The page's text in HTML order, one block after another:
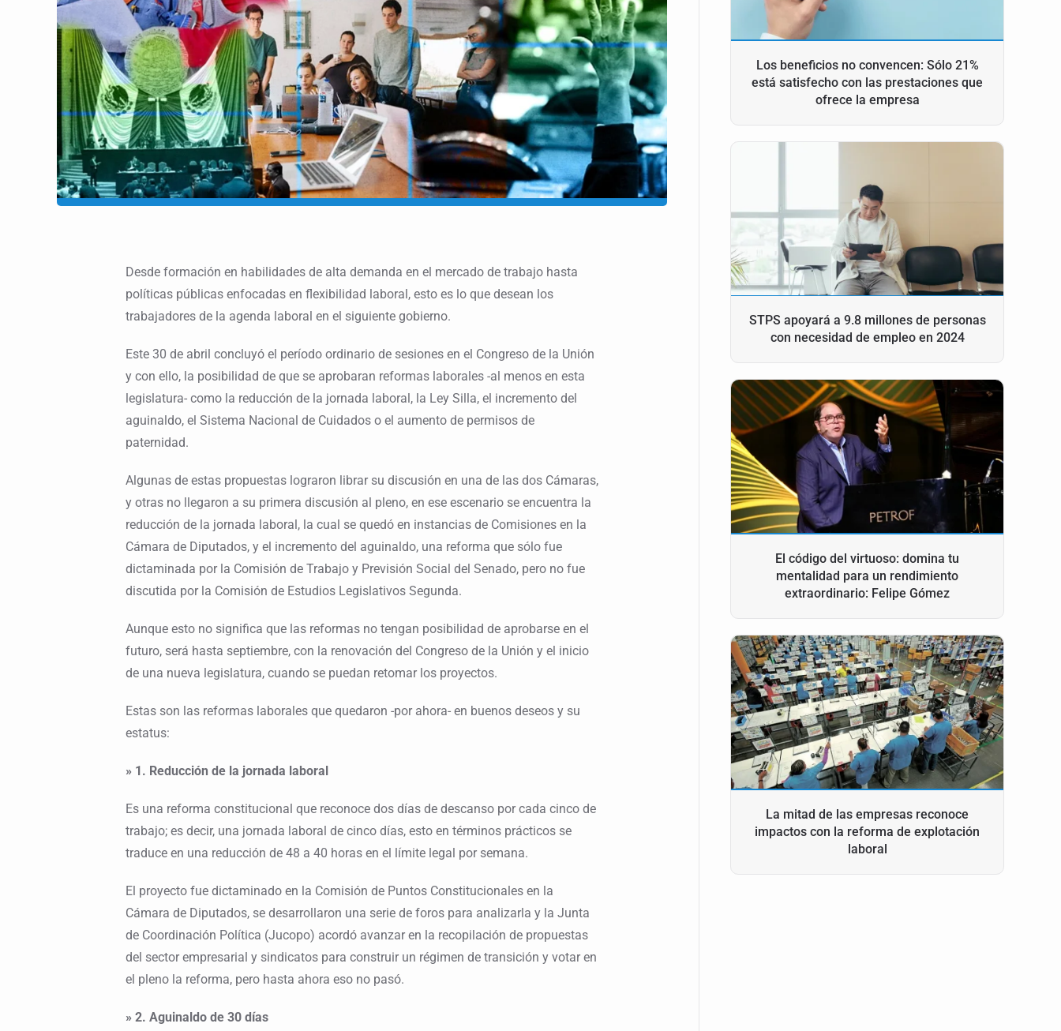
Desde formación en habilidades de alta demanda en el mercado de trabajo hasta
políticas públicas enfocadas en flexibilidad laboral, esto es lo que desean los
trabajadores de la agenda laboral en el siguiente gobierno.
Este 30 de abril concluyó el período ordinario de sesiones en el Congreso de la Unión
y con ello, la posibilidad de que se aprobaran reformas laborales -al menos en esta
legislatura- como la reducción de la jornada laboral, la Ley Silla, el incremento del
aguinaldo, el Sistema Nacional de Cuidados o el aumento de permisos de
paternidad.
Algunas de estas propuestas lograron librar su discusión en una de las dos Cámaras,
y otras no llegaron a su primera discusión al pleno, en ese escenario se encuentra la
reducción de la jornada laboral, la cual se quedó en instancias de Comisiones en la
Cámara de Diputados, y el incremento del aguinaldo, una reforma que sólo fue
dictaminada por la Comisión de Trabajo y Previsión Social del Senado, pero no fue
discutida por la Comisión de Estudios Legislativos Segunda.
Aunque esto no significa que las reformas no tengan posibilidad de aprobarse en el
futuro, será hasta septiembre, con la renovación del Congreso de la Unión y el inicio
de una nueva legislatura, cuando se puedan retomar los proyectos.
Estas son las reformas laborales que quedaron -por ahora- en buenos deseos y su
estatus:
» 1. Reducción de la jornada laboral
Es una reforma constitucional que reconoce dos días de descanso por cada cinco de
trabajo; es decir, una jornada laboral de cinco días, esto en términos prácticos se
traduce en una reducción de 48 a 40 horas en el límite legal por semana.
El proyecto fue dictaminado en la Comisión de Puntos Constitucionales en la
Cámara de Diputados, se desarrollaron una serie de foros para analizarla y la Junta
de Coordinación Política (Jucopo) acordó avanzar en la recopilación de propuestas
del sector empresarial y sindicatos para construir un régimen de transición y votar en
el pleno la reforma, pero hasta ahora eso no pasó.
» 2. Aguinaldo de 30 días
Los beneficios no convencen: Sólo 21%
está satisfecho con las prestaciones que
ofrece la empresa
STPS apoyará a 9.8 millones de personas
con necesidad de empleo en 2024
El código del virtuoso: domina tu
mentalidad para un rendimiento
extraordinario: Felipe Gómez
La mitad de las empresas reconoce
impactos con la reforma de explotación
laboral